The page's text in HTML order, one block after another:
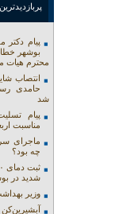
پیام
بوشهر
محترم هیات
انتصاب
حامدی
شد
پیام
مناسبت
ماجرای
چه بود؟
شدید در
وزیر